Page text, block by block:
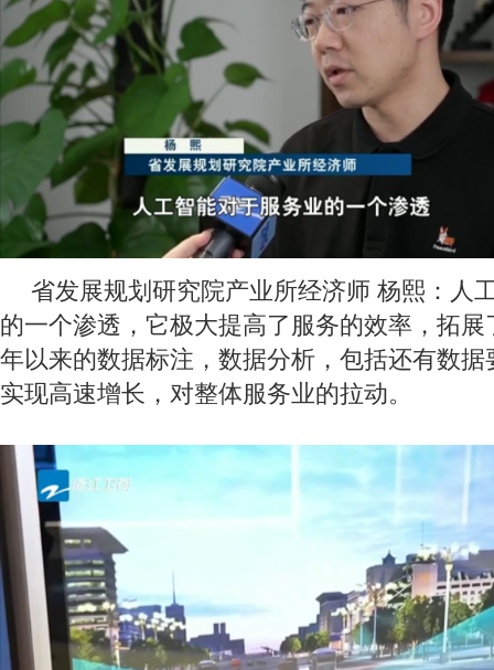
省发展规划研究院产业所经济师 杨熙：人
的一个渗透，它极大提高了服务的效率，拓
年以来的数据标注，数据分析，包括还有数
实现高速增长，对整体服务业的拉动。